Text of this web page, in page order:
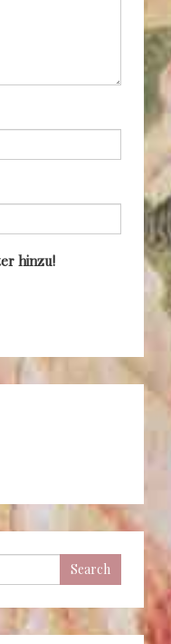
hinzu!